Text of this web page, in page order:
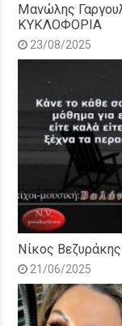
Μανώλης
ΚΥΚΛΟΦΟΡΙΑ
23/08/2025
Νίκος
21/06/2025